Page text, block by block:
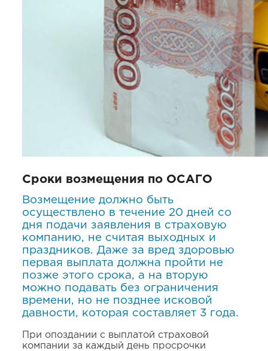
Сроки возмещения по ОСАГО
Возмещение должно быть
осуществлено в течение 20 дней со
дня подачи заявления в страховую
компанию, не считая выходных и
праздников. Даже за вред здоровью
первая выплата должна пройти не
позже этого срока, а на вторую
можно подавать без ограничения
времени, но не позднее исковой
давности, которая составляет 3 года.
При опоздании с выплатой страховой
компании за каждый день просрочки